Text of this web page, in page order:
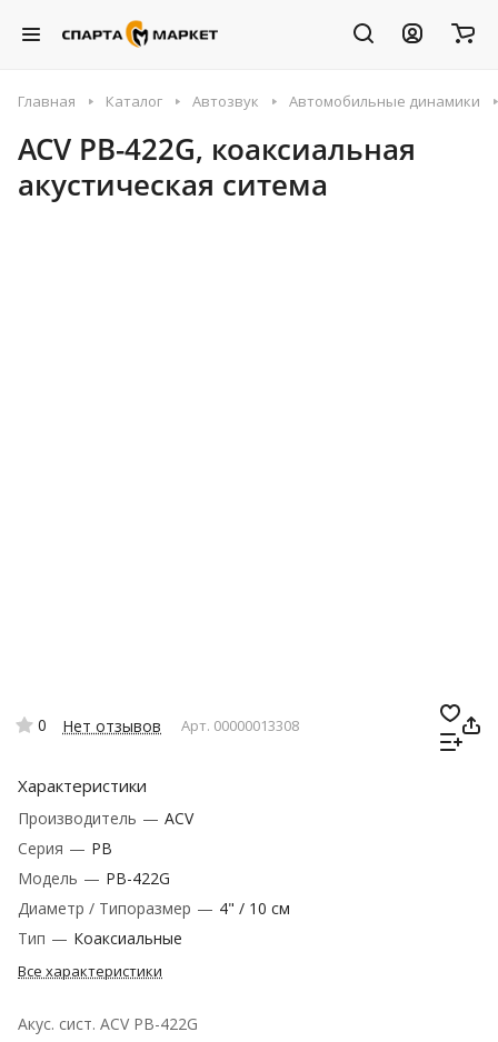
Главная Каталог Автозвук Автомобильные динамики
ACV PB-422G, коаксиальная
акустическая ситема
0 Нет отзывов Арт. 00000013308
Характеристики
Производитель — ACV
Серия — PB
Модель — PB-422G
Диаметр / Типоразмер — 4" / 10 см
Тип — Коаксиальные
Все характеристики
Акус. сист. ACV PB-422G